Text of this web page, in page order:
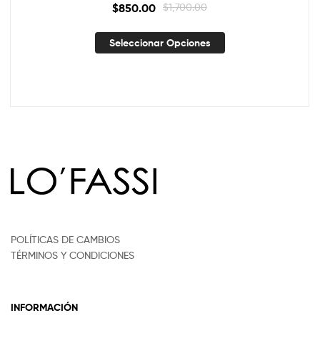
$1,700.00
$850.00
Seleccionar Opciones
POLÍTICAS DE CAMBIOS
TÉRMINOS Y CONDICIONES
INFORMACIÓN